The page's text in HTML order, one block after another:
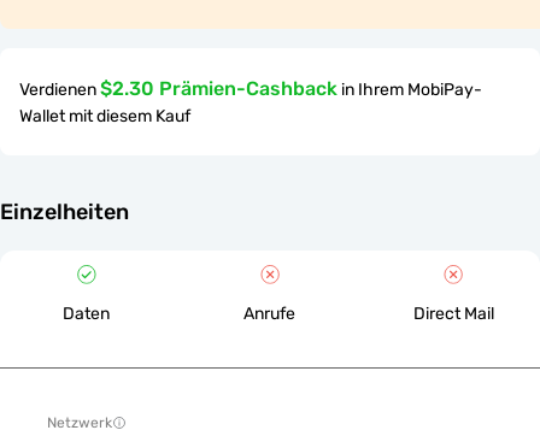
Verdienen$2.30 Prämien-Cashback in Ihrem MobiPay-
Wallet mit diesem Kauf
Einzelheiten
Daten Anrufe Direct Mail
Netzwerk